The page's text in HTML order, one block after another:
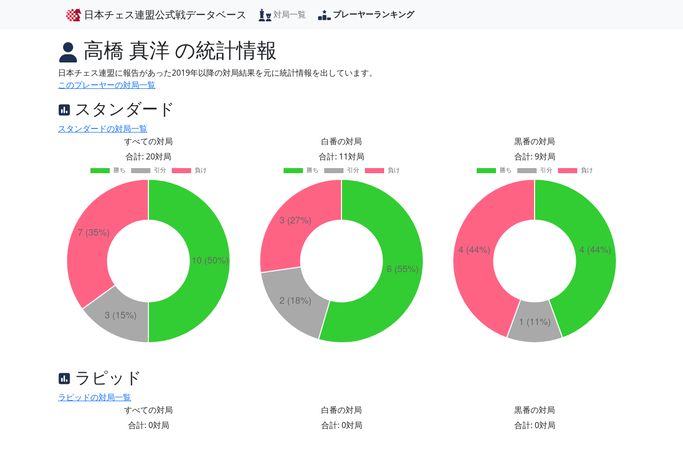
日本チェス連盟公式戦データベース 対局一覧 プレーヤーランキング
高橋 真洋 の統計情報
日本チェス連盟に報告があった2019年以降の対局結果を元に統計情報を出しています。
このプレーヤーの対局一覧
スタンダード
スタンダードの対局一覧
すべての対局
合計: 20対局
白番の対局
合計: 11対局
黒番の対局
合計: 9対局
ラピッド
ラピッドの対局一覧
すべての対局
合計: 0対局
白番の対局
合計: 0対局
黒番の対局
合計: 0対局